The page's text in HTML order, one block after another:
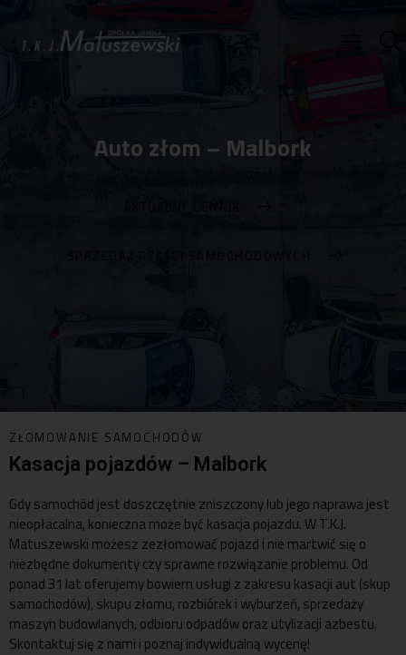
Auto złom – Malbork
ZŁOMOWANIE SAMOCHODÓW
Kasacja pojazdów – Malbork
Gdy samochód jest doszczętnie zniszczony lub jego naprawa jest
nieopłacalna, konieczna może być kasacja pojazdu. W T.K.J.
Matuszewski możesz zezłomować pojazd i nie martwić się o
niezbędne dokumenty czy sprawne rozwiązanie problemu. Od
ponad 31 lat oferujemy bowiem usługi z zakresu kasacji aut (skup
samochodów), skupu złomu, rozbiórek i wyburzeń, sprzedaży
maszyn budowlanych, odbioru odpadów oraz utylizacji azbestu.
Skontaktuj się z nami i poznaj indywidualną wycenę!